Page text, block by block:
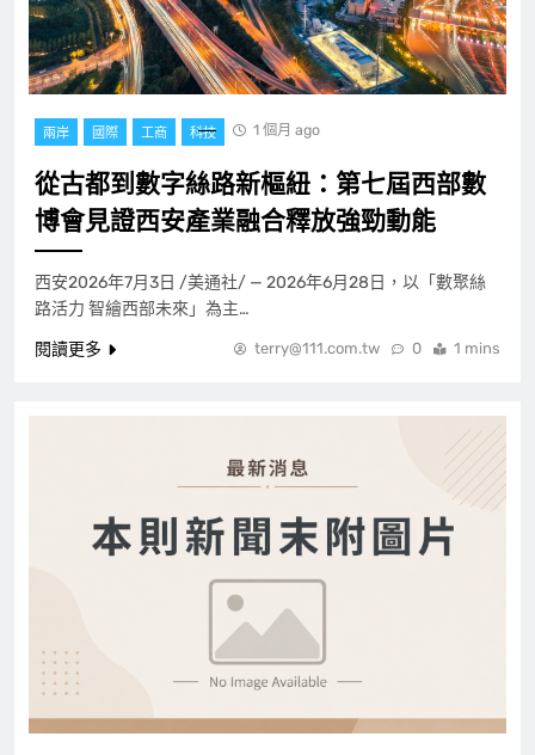
兩岸 國際 工商 科技 1 個月 ago
從古都到數字絲路新樞紐：第七屆西部數
博會見證西安產業融合釋放強勁動能
西安2026年7月3日 /美通社/ — 2026年6月28日，以「數聚絲
路活力 智繪西部未來」為主…
閱讀更多
terry@111.com.tw 0 1 mins